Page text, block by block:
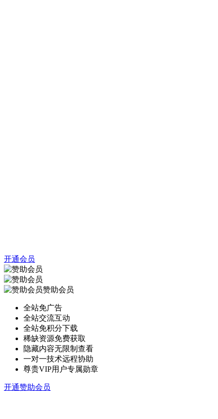
开通会员
赞助会员
全站免广告
全站交流互动
全站免积分下载
稀缺资源免费获取
隐藏内容无限制查看
一对一技术远程协助
尊贵VIP用户专属勋章
开通赞助会员